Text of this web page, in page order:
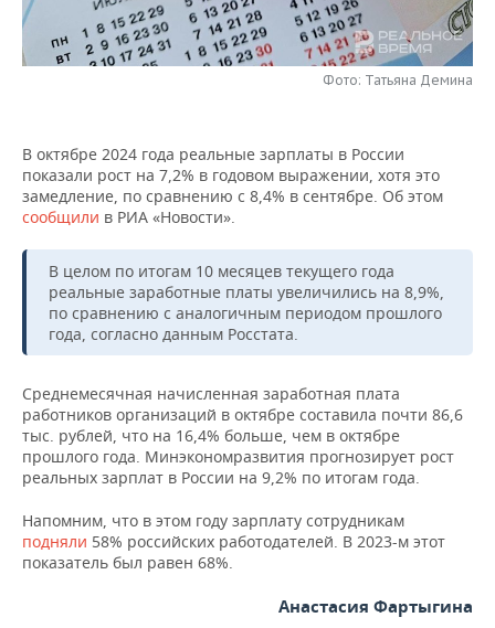
НЕФТЕХИМИЯ
НЕФТЬ
ЭНЕРГЕТИКА
РОЗНИЧНАЯ ТОРГОВЛЯ
УСЛУГИ
НОВОСТИ ТЕХНОЛОГИЙ
МЕДИА
ТЕЛЕКОММУНИКАЦИИ
МЕРОПРИЯТИЯ
ВЫЕЗДНАЯ РЕДАКЦИЯ
БИЗНЕС-БРАНЧИ
ONLINE-КОНФЕРЕНЦИИ
ОТКРЫТАЯ ЛЕКЦИЯ
НОВОСТИ СПОРТА
ФУТБОЛ
ХОККЕЙ
БАСКЕТБОЛ
ВОЛЕЙБОЛ
КИБЕРСПОРТ
ФИГУРНОЕ КАТАНИЕ
ХОККЕЙ С МЯЧОМ
ОБЩЕСТВО
НОВОСТИ ОБЩЕСТВА
ВЛАСТЬ
ИНФРАСТРУКТУРА
ИСТОРИЯ
КУЛЬТУРА
МЕДИЦИНА
ПРОИСШЕСТВИЯ
ФОТОГАЛЕРЕЯ
СЮЖЕТЫ
СПРАВОЧНИК
СПИСОК ПЕРСОН
СПИСОК КОМПАНИЙ
ПОЛНАЯ ВЕРСИЯ
Фото: Татьяна Демина
В октябре 2024 года реальные зарплаты в России
показали рост на 7,2% в годовом выражении, хотя это
замедление, по сравнению с 8,4% в сентябре. Об этом
сообщили в РИА «Новости».
В целом по итогам 10 месяцев текущего года
реальные заработные платы увеличились на 8,9%,
по сравнению с аналогичным периодом прошлого
года, согласно данным Росстата.
Среднемесячная начисленная заработная плата
работников организаций в октябре составила почти 86,6
тыс. рублей, что на 16,4% больше, чем в октябре
прошлого года. Минэкономразвития прогнозирует рост
реальных зарплат в России на 9,2% по итогам года.
Напомним, что в этом году зарплату сотрудникам
подняли 58% российских работодателей. В 2023-м этот
показатель был равен 68%.
Анастасия Фартыгина